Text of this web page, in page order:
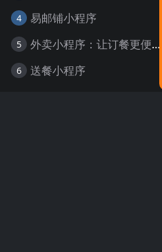
4 易邮铺小程序
5 外卖小程序：让订餐更便捷，吃货的福音
6 送餐小程序